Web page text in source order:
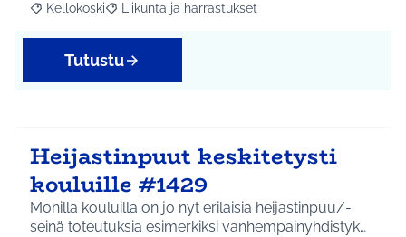
Rajaa tulokset aihepiirin mukaan: Kellokoski
Kellokoski Rajaa tulokset teeman mukaan: Liikunta ja
Liikunta ja harrastukset
Tutustu
Heijastinpuut keskitetysti
kouluille #1429
Monilla kouluilla on jo nyt erilaisia heijastinpuu/-
seinä toteutuksia esimerkiksi vanhempainyhdistyk…